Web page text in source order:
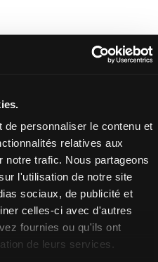
personnaliser le contenu et
relatives aux
notre trafic. Nous partageons
l'utilisation de notre site
sociaux, de publicité et
celles-ci avec d'autres
fournies ou qu'ils ont
de leurs services.